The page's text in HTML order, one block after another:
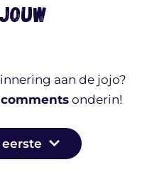
aan de jojo?
comments onderin!
eerste